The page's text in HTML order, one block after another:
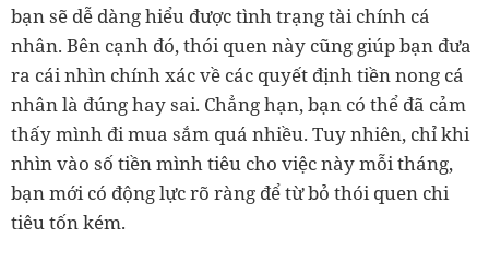
bạn sẽ dễ dàng hiểu được tình trạng tài chính cá
nhân. Bên cạnh đó, thói quen này cũng giúp bạn đưa
ra cái nhìn chính xác về các quyết định tiền nong cá
nhân là đúng hay sai. Chẳng hạn, bạn có thể đã cảm
thấy mình đi mua sắm quá nhiều. Tuy nhiên, chỉ khi
nhìn vào số tiền mình tiêu cho việc này mỗi tháng,
bạn mới có động lực rõ ràng để từ bỏ thói quen chi
tiêu tốn kém.